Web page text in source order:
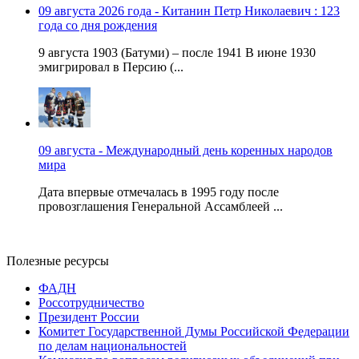
09 августа 2026 года - Китанин Петр Николаевич : 123
года со дня рождения
9 августа 1903 (Батуми) – после 1941 В июне 1930
эмигрировал в Персию (...
09 августа - Международный день коренных народов
мира
Дата впервые отмечалась в 1995 году после
провозглашения Генеральной Ассамблеей ...
Полезные ресурсы
ФАДН
Россотрудничество
Президент России
Комитет Государственной Думы Российской Федерации
по делам национальностей